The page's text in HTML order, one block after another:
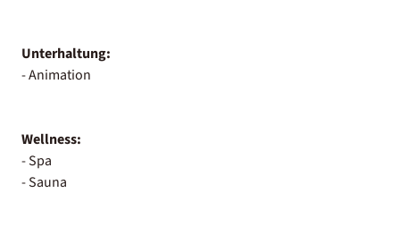
Unterhaltung:
- Animation
Wellness:
- Spa
- Sauna